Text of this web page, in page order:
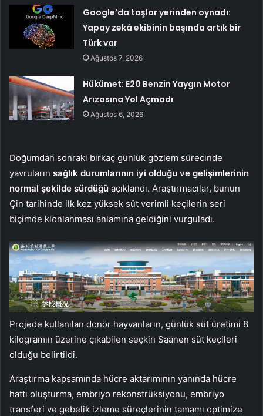
Google’da taşlar yerinden oynadı:
Yapay zekâ ekibinin başında artık bir
Türk var
Ağustos 7, 2026
Hükümet: E20 Benzin Yaygın Motor
Arızasına Yol Açmadı
Ağustos 6, 2026
Doğumdan sonraki birkaç günlük gözlem sürecinde
yavruların sağlık durumlarının iyi olduğu ve gelişimlerinin
normal şekilde sürdüğü açıklandı. Araştırmacılar, bunun
Çin tarihinde ilk kez yüksek süt verimli keçilerin seri
biçimde klonlanması anlamına geldiğini vurguladı.
Projede kullanılan donör hayvanların, günlük süt üretimi 8
kilogramın üzerine çıkabilen seçkin Saanen süt keçileri
olduğu belirtildi.
Araştırma kapsamında hücre aktarımının yanında hücre
hattı oluşturma, embriyo rekonstrüksiyonu, embriyo
transferi ve gebelik izleme süreçlerinin tamamı optimize